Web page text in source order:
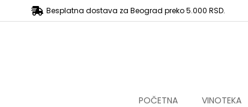
Besplatna dostava za Beograd preko 5.000 RSD.
POČETNA VINOTEKA